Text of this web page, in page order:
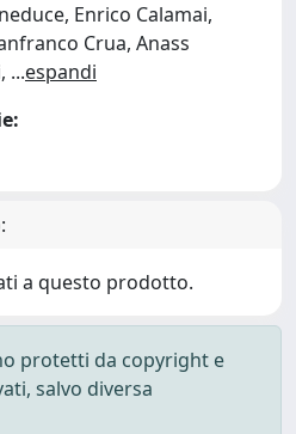
Enrico Calamai,
Crua, Anass
...espandi
a questo prodotto.
protetti da copyright e
salvo diversa